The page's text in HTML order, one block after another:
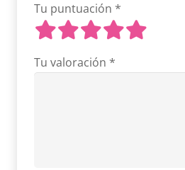
Tu puntuación *
Tu valoración *